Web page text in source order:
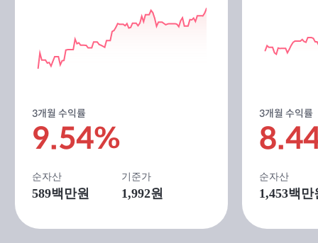
3개월 수익률
9.54%
순자산
589백만원
기준가
1,992원
3개월 수익률
순자산
1,453백만